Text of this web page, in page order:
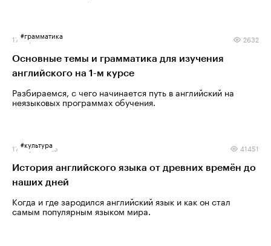
#грамматика
17 марта 2025 2632
Основные темы и грамматика для изучения
английского на 1-м курсе
Разбираемся, с чего начинается путь в английский на
неязыковых программах обучения.
#культура
17 марта 2025 41451
История английского языка от древних времён до
наших дней
Когда и где зародился английский язык и как он стал
самым популярным языком мира.